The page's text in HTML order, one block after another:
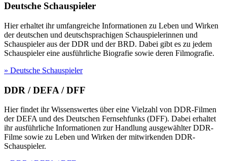
Deutsche Schauspieler
Hier erhaltet ihr umfangreiche Informationen zu Leben und Wirken
der deutschen und deutschsprachigen Schauspielerinnen und
Schauspieler aus der DDR und der BRD. Dabei gibt es zu jedem
Schauspieler eine ausführliche Biografie sowie deren Filmografie.
» Deutsche Schauspieler
DDR / DEFA / DFF
Hier findet ihr Wissenswertes über eine Vielzahl von DDR-Filmen
der DEFA und des Deutschen Fernsehfunks (DFF). Dabei erhaltet
ihr ausführliche Informationen zur Handlung ausgewählter DDR-
Filme sowie zu Leben und Wirken der mitwirkenden DDR-
Schauspieler.